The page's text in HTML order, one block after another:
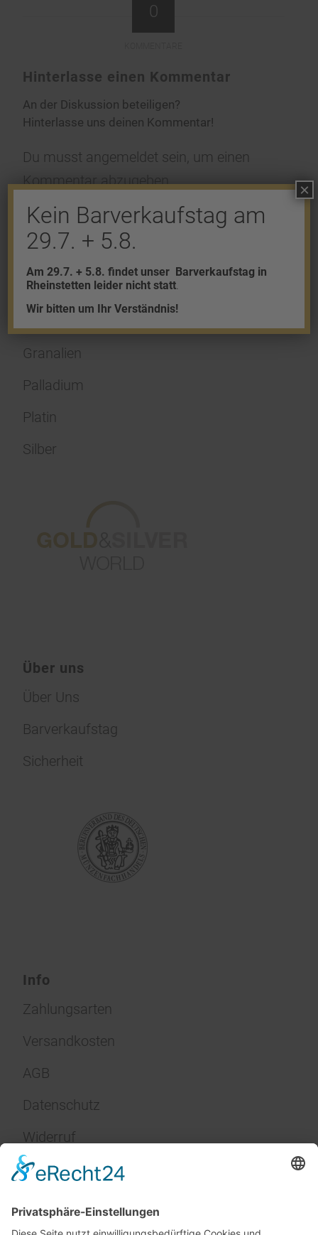
0
Hinterlasse einen Kommentar
An der Diskussion beteiligen?
Hinterlasse uns deinen Kommentar!
Du musst angemeldet sein, um einen
Kommentar abzugeben.
Shop
Granalien
Palladium
Platin
Silber
Über uns
Über Uns
Barverkaufstag
Sicherheit
Info
Zahlungsarten
Versandkosten
AGB
Datenschutz
Widerruf
Impressum
Kein Barverkaufstag am
29.7. + 5.8.
Am 29.7. + 5.8. findet unser Barverkaufstag in
Rheinstetten leider nicht statt.
Wir bitten um Ihr Verständnis!
×